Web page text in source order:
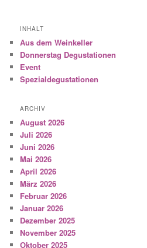
INHALT
Aus dem Weinkeller
Donnerstag Degustationen
Event
Spezialdegustationen
ARCHIV
August 2026
Juli 2026
Juni 2026
Mai 2026
April 2026
März 2026
Februar 2026
Januar 2026
Dezember 2025
November 2025
Oktober 2025